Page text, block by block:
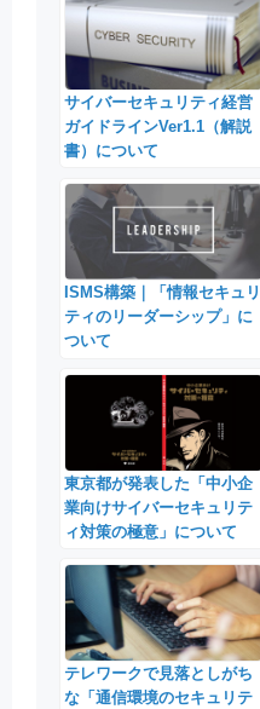
サイバーセキュリティ経営
ガイドラインVer1.1（解説
書）について
ISMS構築｜「情報セキュリ
ティのリーダーシップ」に
ついて
東京都が発表した「中小企
業向けサイバーセキュリテ
ィ対策の極意」について
テレワークで見落としがち
な「通信環境のセキュリテ